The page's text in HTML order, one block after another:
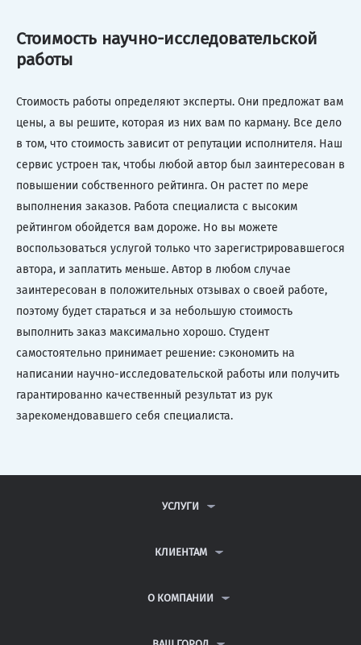
Стоимость научно-исследовательской
работы
Стоимость работы определяют эксперты. Они предложат вам
цены, а вы решите, которая из них вам по карману. Все дело
в том, что стоимость зависит от репутации исполнителя. Наш
сервис устроен так, чтобы любой автор был заинтересован в
повышении собственного рейтинга. Он растет по мере
выполнения заказов. Работа специалиста с высоким
рейтингом обойдется вам дороже. Но вы можете
воспользоваться услугой только что зарегистрировавшегося
автора, и заплатить меньше. Автор в любом случае
заинтересован в положительных отзывах о своей работе,
поэтому будет стараться и за небольшую стоимость
выполнить заказ максимально хорошо. Студент
самостоятельно принимает решение: сэкономить на
написании научно-исследовательской работы или получить
гарантированно качественный результат из рук
зарекомендовавшего себя специалиста.
УСЛУГИ
ДИПЛОМНЫЕ РАБОТЫ
РЕФЕРАТЫ
КЛИЕНТАМ
ВОПРОСЫ И ОТВЕТЫ
ПОЛИТИКА КОНФИДЕНЦИАЛЬНОСТИ
О КОМПАНИИ
КОНТАКТЫ